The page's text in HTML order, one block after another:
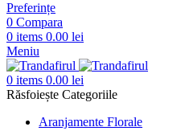
Preferințe
0 Compara
0 items 0.00 lei
Meniu
0 items 0.00 lei
Răsfoiește Categoriile
Aranjamente Florale